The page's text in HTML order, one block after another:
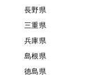
長野県
三重県
兵庫県
島根県
徳島県